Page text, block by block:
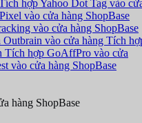
hợp Yahoo Dot Tag vào
vào cửa hàng ShopBase
vào cửa hàng ShopBase
vào cửa hàng Tích
Tích hợp GoAffPro vào cửa
vào cửa hàng ShopBase
hàng ShopBase